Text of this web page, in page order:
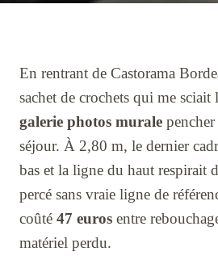
En rentrant de Castorama
sachet de crochets qui me
galerie photos murale
séjour. À 2,80 m, le dernier
bas et la ligne du haut respirait
percé sans vraie ligne de
coûté 47 euros entre
matériel perdu.